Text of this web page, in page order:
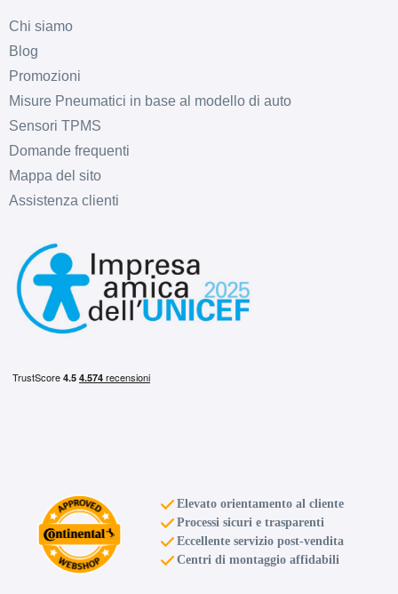
Chi siamo
Blog
Promozioni
Misure Pneumatici in base al modello di auto
Sensori TPMS
Domande frequenti
Mappa del sito
Assistenza clienti
Elevato orientamento al cliente
Processi sicuri e trasparenti
Eccellente servizio post-vendita
Centri di montaggio affidabili